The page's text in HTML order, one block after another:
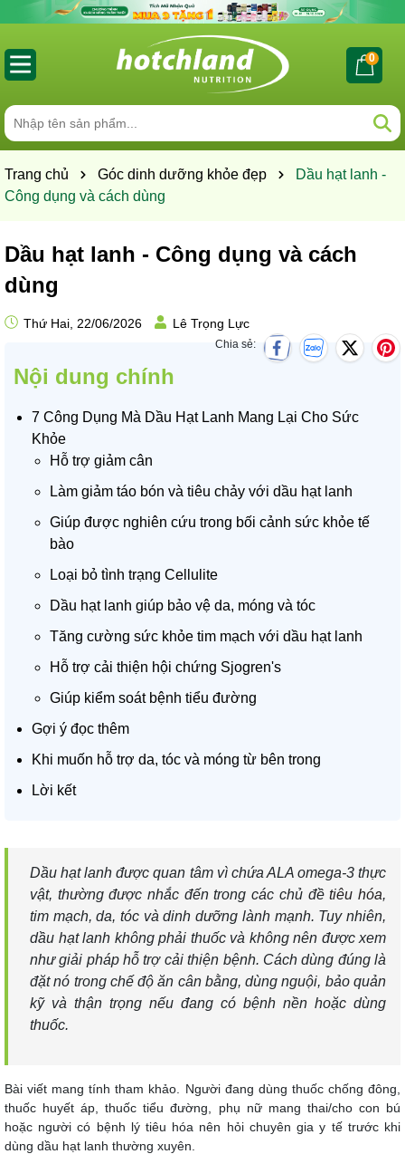
0
Trang chủ Góc dinh dưỡng khỏe đẹp
Dầu hạt lanh -
Công dụng và cách dùng
Dầu hạt lanh - Công dụng và cách
dùng
Thứ Hai, 22/06/2026 Lê Trọng Lực
Chia sẻ:
Nội dung chính
7 Công Dụng Mà Dầu Hạt Lanh Mang Lại Cho Sức
Khỏe
Hỗ trợ giảm cân
Làm giảm táo bón và tiêu chảy với dầu hạt lanh
Giúp được nghiên cứu trong bối cảnh sức khỏe tế
bào
Loại bỏ tình trạng Cellulite
Dầu hạt lanh giúp bảo vệ da, móng và tóc
Tăng cường sức khỏe tim mạch với dầu hạt lanh
Hỗ trợ cải thiện hội chứng Sjogren's
Giúp kiểm soát bệnh tiểu đường
Gợi ý đọc thêm
Khi muốn hỗ trợ da, tóc và móng từ bên trong
Lời kết
Dầu hạt lanh được quan tâm vì chứa ALA omega-3 thực
vật, thường được nhắc đến trong các chủ đềtiêu hóa,
tim mạch, da, tóc và dinh dưỡng lành mạnh. Tuy nhiên,
dầu hạt lanh không phải thuốc và không nên được xem
như giải pháp hỗ trợ cải thiện bệnh. Cách dùng đúng là
đặt nó trong chế độ ăn cân bằng, dùng nguội, bảo quản
kỹ và thận trọng nếu đang có bệnh nền hoặc dùng
thuốc.
Bài viết mang tính tham khảo. Người đang dùng thuốc chống đông,
thuốc huyết áp, thuốc tiểu đường, phụ nữ mang thai/cho con bú
hoặc người có bệnh lý tiêu hóa nên hỏi chuyên gia y tế trước khi
dùng dầu hạt lanh thường xuyên.